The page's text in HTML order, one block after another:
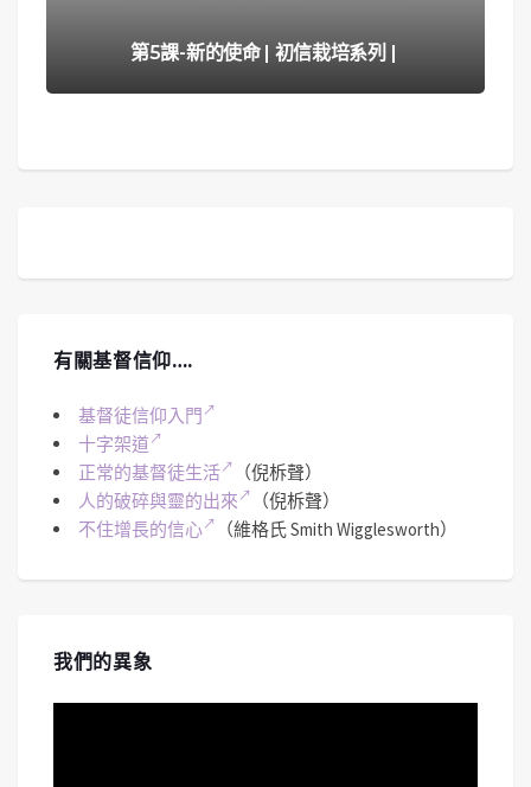
第5課-新的使命 | 初信栽培系列 |
有關基督信仰….
基督徒信仰入門
十字架道
正常的基督徒生活
（倪柝聲）
人的破碎與靈的出來
（倪柝聲）
不住增長的信心
（維格氏 Smith Wigglesworth）
我們的異象